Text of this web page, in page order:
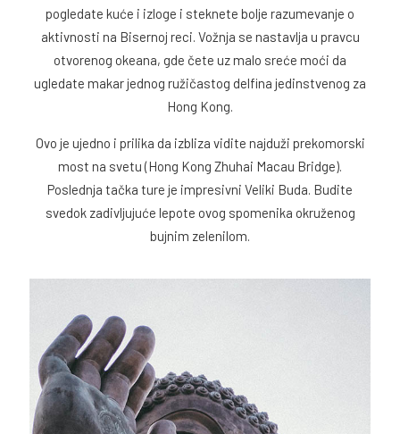
pogledate kuće i izloge i steknete bolje razumevanje o
aktivnosti na Bisernoj reci. Vožnja se nastavlja u pravcu
otvorenog okeana, gde čete uz malo sreće moći da
ugledate makar jednog ružičastog delfina jedinstvenog za
Hong Kong.
Ovo je ujedno i prilika da izbliza vidite najduži prekomorski
most na svetu (Hong Kong Zhuhai Macau Bridge).
Poslednja tačka ture je impresivni Veliki Buda. Budite
svedok zadivljujuće lepote ovog spomenika okruženog
bujnim zelenilom.